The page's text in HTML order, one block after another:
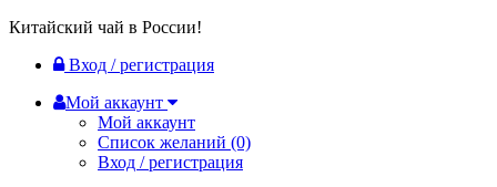
Китайский чай в России!
Вход / регистрация
Мой аккаунт
Мой аккаунт
Список желаний (0)
Вход / регистрация